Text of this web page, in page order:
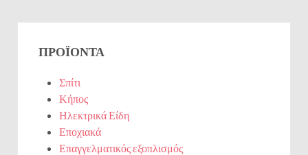
ΠΡΟΪΌΝΤΑ
Σπίτι
Κήπος
Ηλεκτρικά Είδη
Εποχιακά
Επαγγελματικός εξοπλισμός